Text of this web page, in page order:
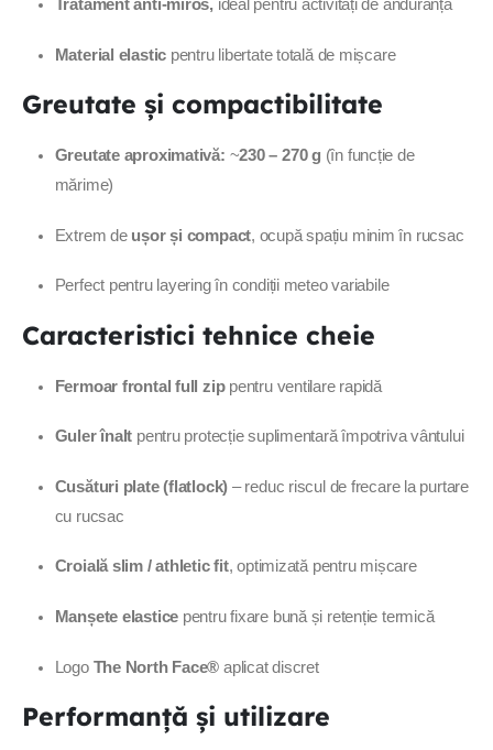
Tratament anti-miros, ideal pentru activități de anduranță
Material elastic pentru libertate totală de mișcare
Greutate și compactibilitate
Greutate aproximativă: ~230 – 270 g (în funcție de
mărime)
Extrem de ușor și compact, ocupă spațiu minim în rucsac
Perfect pentru layering în condiții meteo variabile
Caracteristici tehnice cheie
Fermoar frontal full zippentru ventilare rapidă
Guler înalt pentru protecție suplimentară împotriva vântului
Cusături plate (flatlock) – reduc riscul de frecare la purtare
cu rucsac
Croială slim / athletic fit, optimizată pentru mișcare
Manșete elastice pentru fixare bună și retenție termică
Logo The North Face® aplicat discret
Performanță și utilizare